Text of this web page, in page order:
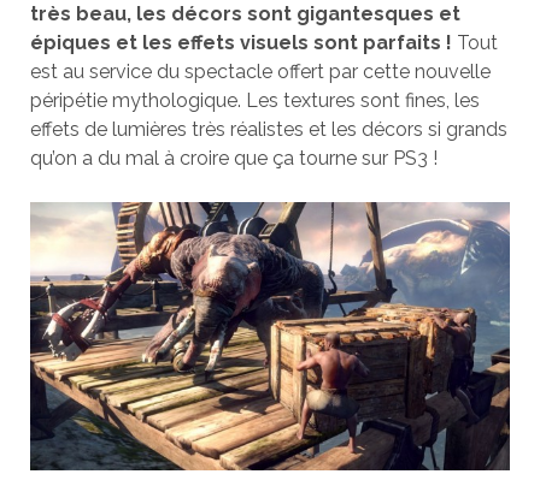
très beau, les décors sont gigantesques et
épiques et les effets visuels sont parfaits ! Tout
est au service du spectacle offert par cette nouvelle
péripétie mythologique. Les textures sont fines, les
effets de lumières très réalistes et les décors si grands
qu’on a du mal à croire que ça tourne sur PS3 !